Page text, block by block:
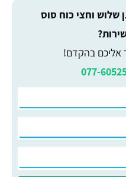
שלוש וחצי כוח סוס
אליכם בהקדם!
077-